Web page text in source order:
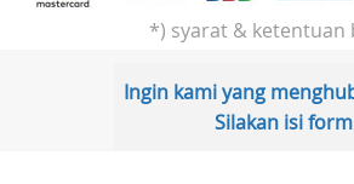
*) syarat & ketentuan
Ingin kami yang
Silakan isi